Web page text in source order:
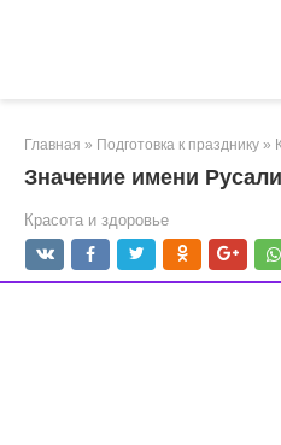
Главная » Подготовка к празднику »
Значение имени
Красота и здоровье